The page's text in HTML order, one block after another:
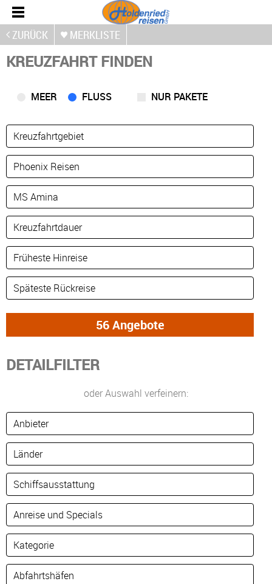
ZURÜCK MERKLISTE
KREUZFAHRT FINDEN
MEER FLUSS NUR PAKETE
DETAILFILTER
oder Auswahl verfeinern: